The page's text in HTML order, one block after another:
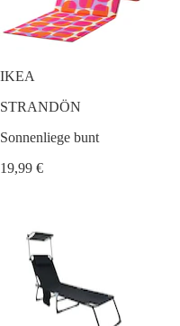
IKEA
STRANDÖN
Sonnenliege bunt
19,99 €